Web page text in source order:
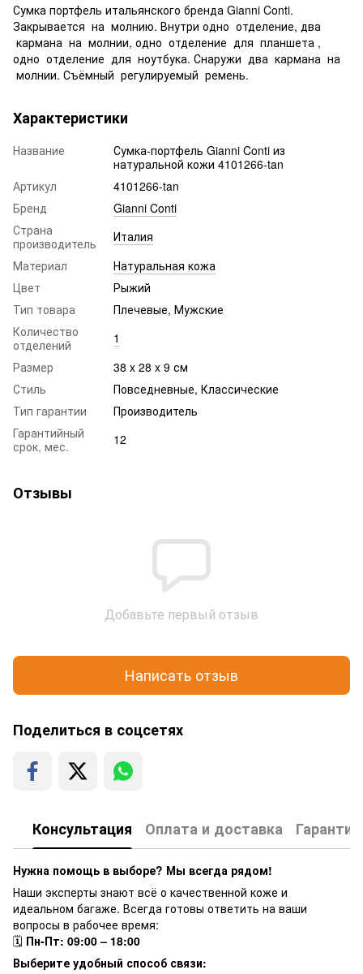
Сумка портфель итальянского бренда Gianni Conti.
Закрывается на молнию. Внутри одно отделение, два
кармана на молнии, одно отделение для планшета ,
одно отделение для ноутбука. Снаружи два кармана на
молнии. Съёмный регулируемый ремень.
Характеристики
Название
Сумка-портфель Gianni Conti из
натуральной кожи 4101266-tan
Артикул
4101266-tan
Бренд
Gianni Conti
Страна
производитель
Италия
Материал
Натуральная кожа
Цвет
Рыжий
Тип товара
Плечевые, Мужские
Количество
отделений
1
Размер
38 x 28 x 9 см
Стиль
Повседневные, Классические
Тип гарантии
Производитель
Гарантийный
срок, мес.
12
Отзывы
Добавьте первый отзыв
Написать отзыв
Поделиться в соцсетях
Консультация Оплата и доставка Гарантия
Нужна помощь в выборе? Мы всегда рядом!
Наши эксперты знают всё о качественной коже и
идеальном багаже. Всегда готовы ответить на ваши
вопросы в рабочее время:
🗓 Пн-Пт: 09:00 – 18:00
Выберите удобный способ связи: